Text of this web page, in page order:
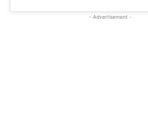
- Advertisement -